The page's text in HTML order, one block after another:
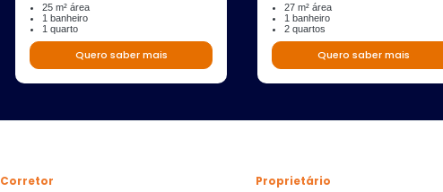
25 m² área
1 banheiro
1 quarto
Quero saber mais
27 m² área
1 banheiro
2 quartos
Quero saber mais
Corretor
Proprietário